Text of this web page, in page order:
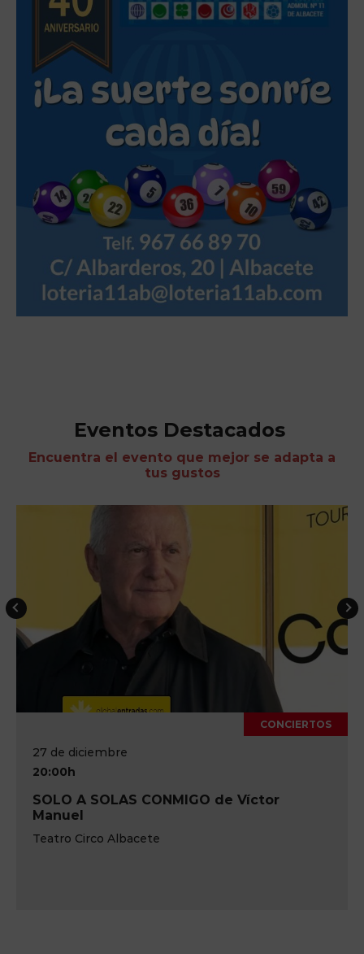
Eventos Destacados
Encuentra el evento que mejor se adapta a
tus gustos
27 de diciembre
20:00h
SOLO A SOLAS CONMIGO de Víctor
Manuel
Teatro Circo Albacete
CONCIERTOS